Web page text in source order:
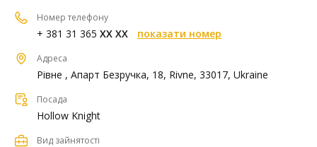
Номер телефону
+ 381 31 365 XX XX показати номер
Адреса
Рівне , Апарт Безручка, 18, Rivne, 33017, Ukraine
Посада
Hollow Knight
Вид зайнятості